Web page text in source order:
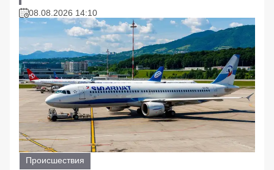
08.08.2026 14:10
Происшествия